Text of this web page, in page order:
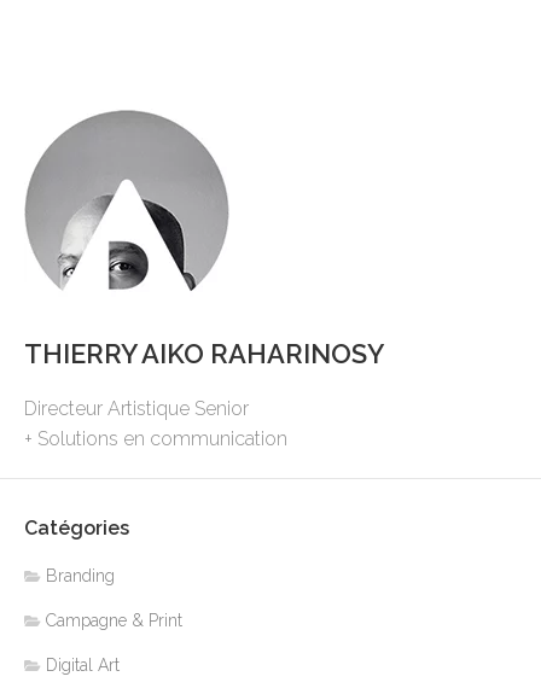
THIERRY AIKO RAHARINOSY
Directeur Artistique Senior
+ Solutions en communication
Catégories
Branding
Campagne & Print
Digital Art